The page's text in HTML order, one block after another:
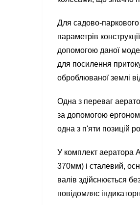
Для садово-
параметрів
допомогою даної
для посилення
оброблюваної землі
Одна з переваг
за допомогою
одна з п'яти позицій
У комплект аератора
370мм) і сталевий,
валів здійснюється
повідомляє